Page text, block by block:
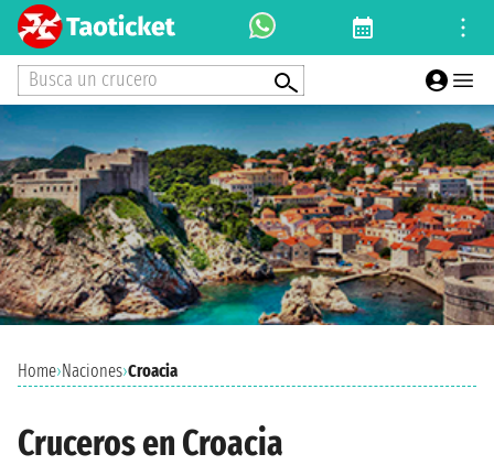
Busca un crucero
Home›Naciones›Croacia
Cruceros en Croacia